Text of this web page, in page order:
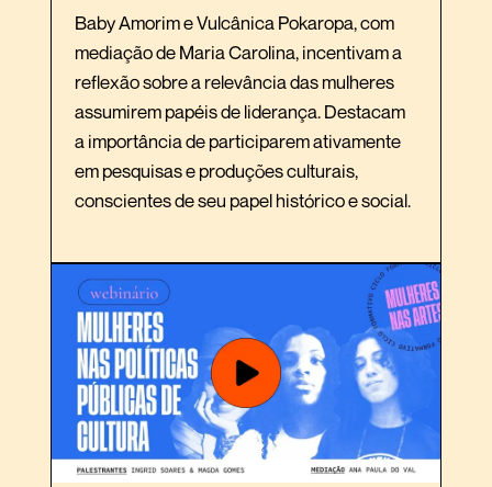
Baby Amorim e Vulcânica Pokaropa, com
mediação de Maria Carolina, incentivam a
reflexão sobre a relevância das mulheres
assumirem papéis de liderança. Destacam
a importância de participarem ativamente
em pesquisas e produções culturais,
conscientes de seu papel histórico e social.